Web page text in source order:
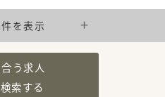
を表示
う求人
検索する